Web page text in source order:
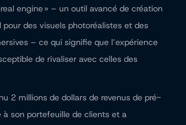
engine » – un outil avancé de création
des visuels photoréalistes et des
– ce qui signifie que l’expérience
de rivaliser avec celles des
2 millions de dollars de revenus de pré-
son portefeuille de clients et a